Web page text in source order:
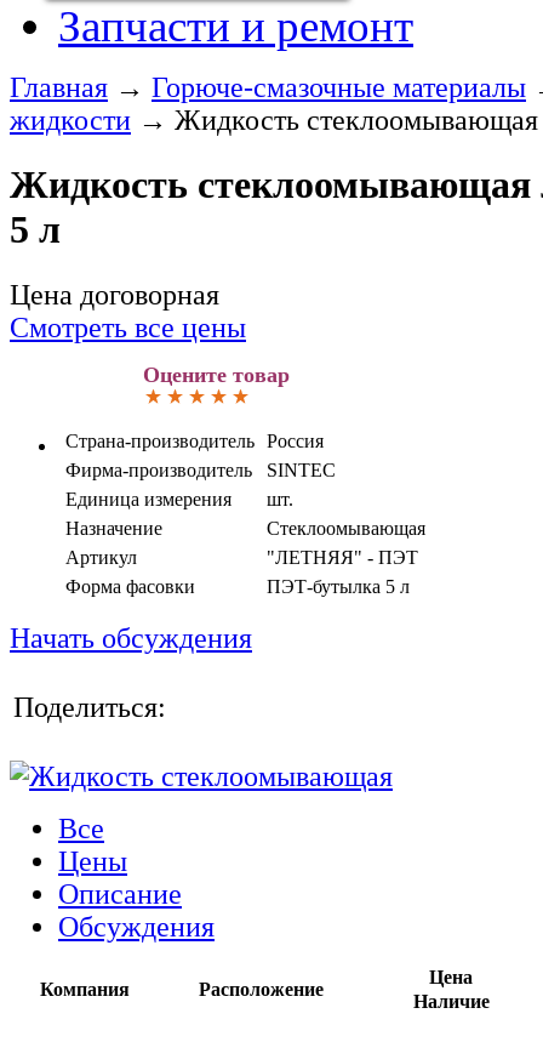
Запчасти и ремонт
Главная → Горюче-смазочные материалы
жидкости → Жидкость стеклоомывающая
Жидкость стеклоомывающая
5 л
Цена договорная
Смотреть все цены
Оцените товар
Страна-производитель Россия
Фирма-производитель
SINTEC
Единица измерения
шт.
Назначение
Стеклоомывающая
Артикул
"ЛЕТНЯЯ" - ПЭТ
Форма фасовки
ПЭТ-бутылка 5 л
Начать обсуждения
Поделиться:
Все
Цены
Описание
Обсуждения
Компания Расположение
Цена
Наличие